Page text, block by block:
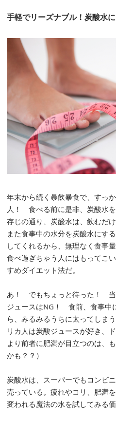
手軽でリーズナブル！炭酸水
年末から続く暴飲暴食で、すっ
人！ 食べる前に是非、炭酸水
存じの通り、炭酸水は、飲むだ
また食事中の水分を炭酸水にす
してくれるから、無理なく食事
食べ過ぎちゃう人にはもってこ
すめダイエット法だ。
あ！ でもちょっと待った！ 当
ジュースはNG！ 食前、食事中
ら、みるみるうちに太ってしま
リカ人は炭酸ジュースが好き、
より前者に肥満が目立つのは、
かも？？）
炭酸水は、スーパーでもコンビ
売っている。疲れやコリ、肥満
変われる魔法の水を試してみる